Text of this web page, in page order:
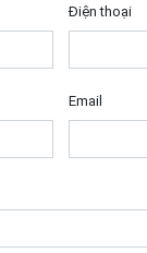
Điện thoại
Email